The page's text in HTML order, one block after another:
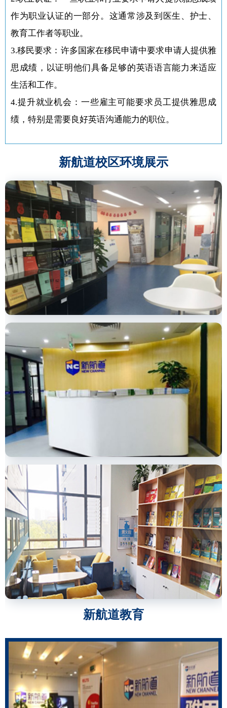
作为职业认证的一部分。这通常涉及到医生、护士、
教育工作者等职业。
3.移民要求：许多国家在移民申请中要求申请人提供雅
思成绩，以证明他们具备足够的英语语言能力来适应
生活和工作。
4.提升就业机会：一些雇主可能要求员工提供雅思成
绩，特别是需要良好英语沟通能力的职位。
新航道校区环境展示
新航道教育